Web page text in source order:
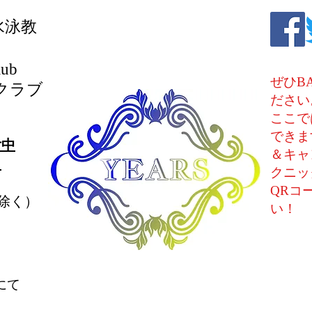
教
ラブ
）
ぜひ
ださ
ここ
でき
＆キ
クニ
QRコ
い！
て